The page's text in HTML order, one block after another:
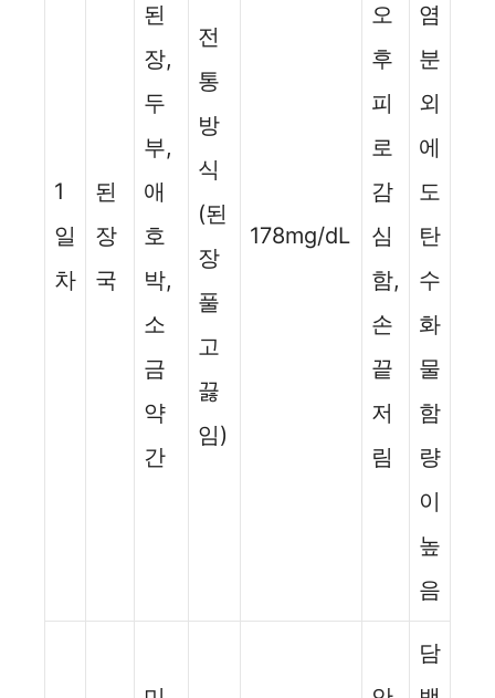
1
일
차
된
장
국
된
장,
두
부,
애
호
박,
소
금
약
간
전
통
방
식
(된
장
풀
고
끓
임)
178mg/dL
오
후
피
로
감
심
함,
손
끝
저
림
염
분
외
에
도
탄
수
화
물
함
량
이
높
음
담